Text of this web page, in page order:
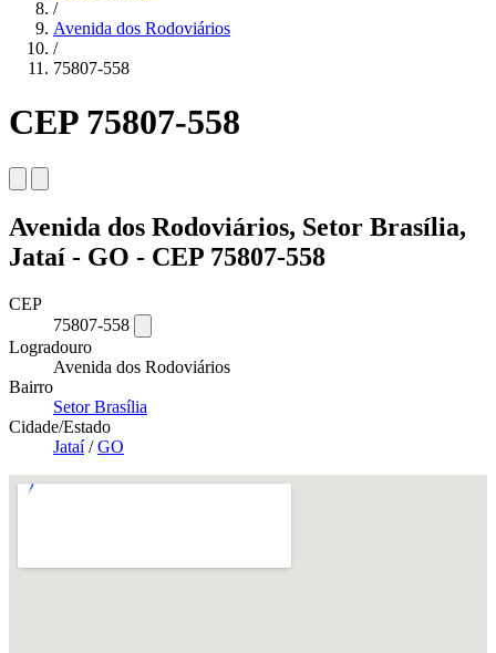
/
Avenida dos Rodoviários
/
75807-558
CEP 75807-558
Avenida dos Rodoviários, Setor Brasília,
Jataí - GO - CEP 75807-558
CEP
75807-558
Logradouro
Avenida dos Rodoviários
Bairro
Setor Brasília
Cidade/Estado
Jataí/GO